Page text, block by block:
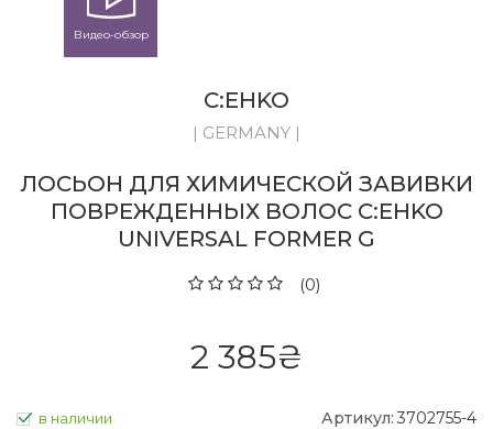
Видео-обзор
C:EHKO
| GERMANY |
ЛОСЬОН ДЛЯ ХИМИЧЕСКОЙ ЗАВИВКИ
ПОВРЕЖДЕННЫХ ВОЛОС C:EHKO
UNIVERSAL FORMER G
(0)
2 385₴
в наличии Артикул: 3702755-4